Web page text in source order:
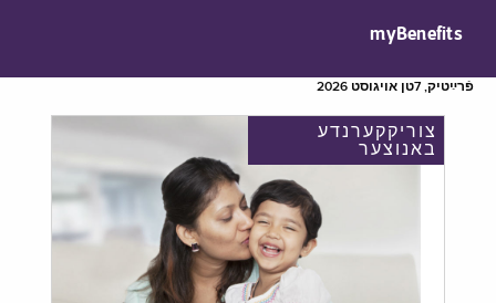
myBenefits
פֿרײַטיק, 7טן אויגוסט 2026
צוריקקערנדע
באנוצער